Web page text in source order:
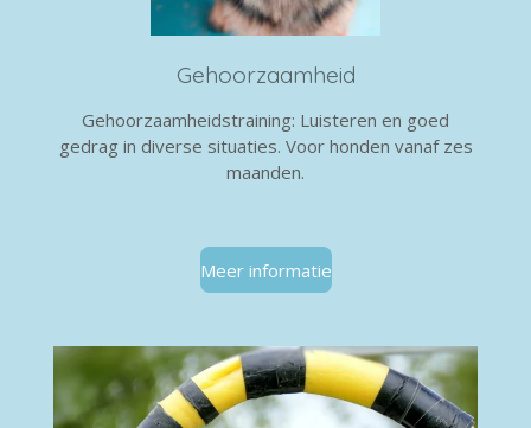
Gehoorzaamheid
Gehoorzaamheidstraining: Luisteren en goed
gedrag in diverse situaties. Voor honden vanaf zes
maanden.
Meer informatie